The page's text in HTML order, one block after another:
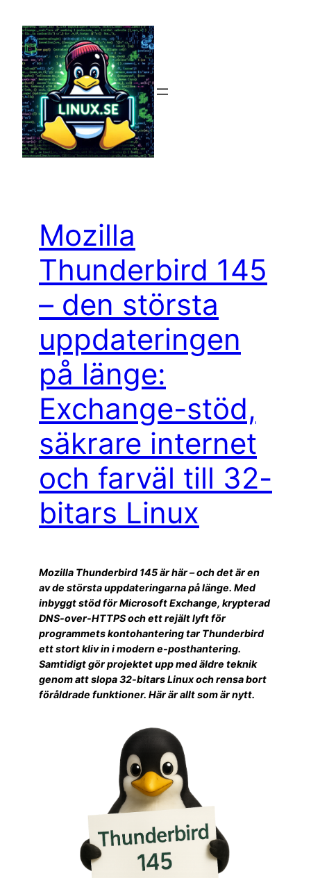
innehåll
Mozilla
Thunderbird 145
– den största
uppdateringen
på länge:
Exchange-stöd,
säkrare internet
och farväl till 32-
bitars Linux
Mozilla Thunderbird 145 är här – och det är en
av de största uppdateringarna på länge. Med
inbyggt stöd för Microsoft Exchange, krypterad
DNS-over-HTTPS och ett rejält lyft för
programmets kontohantering tar Thunderbird
ett stort kliv in i modern e-posthantering.
Samtidigt gör projektet upp med äldre teknik
genom att slopa 32-bitars Linux och rensa bort
föråldrade funktioner. Här är allt som är nytt.